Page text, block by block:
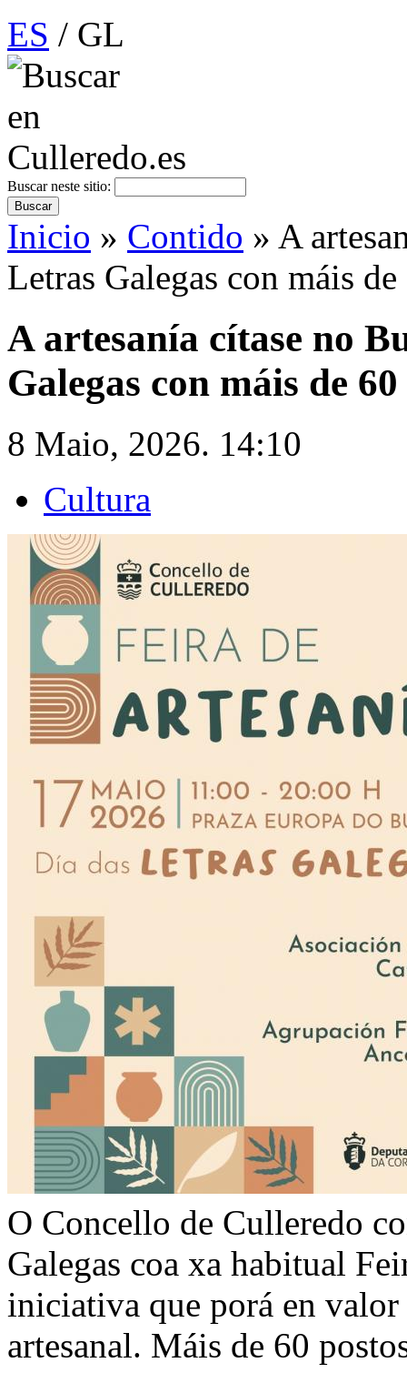
ES / GL
Buscar neste sitio:
Inicio » Contido » A
Letras Galegas con máis
A artesanía cítase no
Galegas con máis de
8 Maio, 2026. 14:10
Cultura
O Concello de Culleredo
Galegas coa xa habitual
iniciativa que porá en
artesanal. Máis de 60